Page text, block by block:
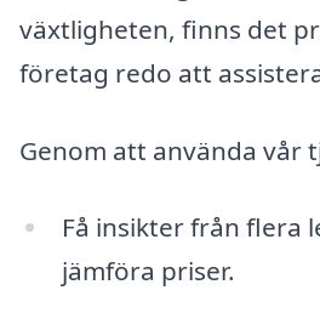
växtligheten, finns det
företag redo att
Genom att använda vår
Få insikter från flera
jämföra priser.